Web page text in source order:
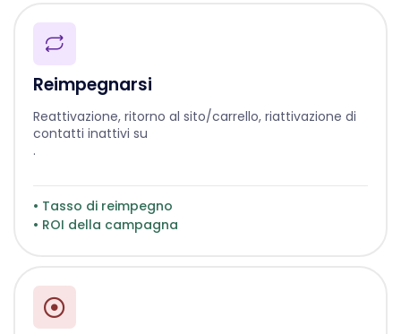
Reimpegnarsi
Reattivazione, ritorno al sito/carrello, riattivazione di
contatti inattivi su
.
• Tasso di reimpegno
• ROI della campagna